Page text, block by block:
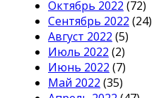
Октябрь 2022 (72)
Сентябрь 2022 (24)
Август 2022 (5)
Июль 2022 (2)
Июнь 2022 (7)
Май 2022 (35)